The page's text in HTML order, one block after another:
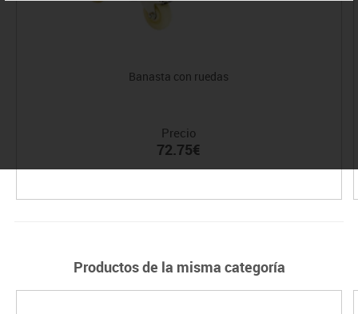
Banasta con ruedas
Precio
72.75€
Productos de la misma categoría